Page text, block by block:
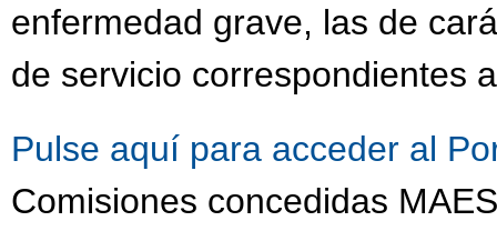
enfermedad grave, las de
de servicio correspondientes
Pulse aquí para acceder al
Comisiones concedidas